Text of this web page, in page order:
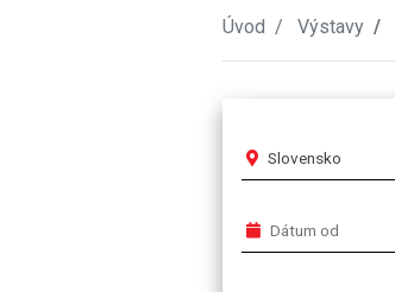
Úvod Výstavy
Slovensko